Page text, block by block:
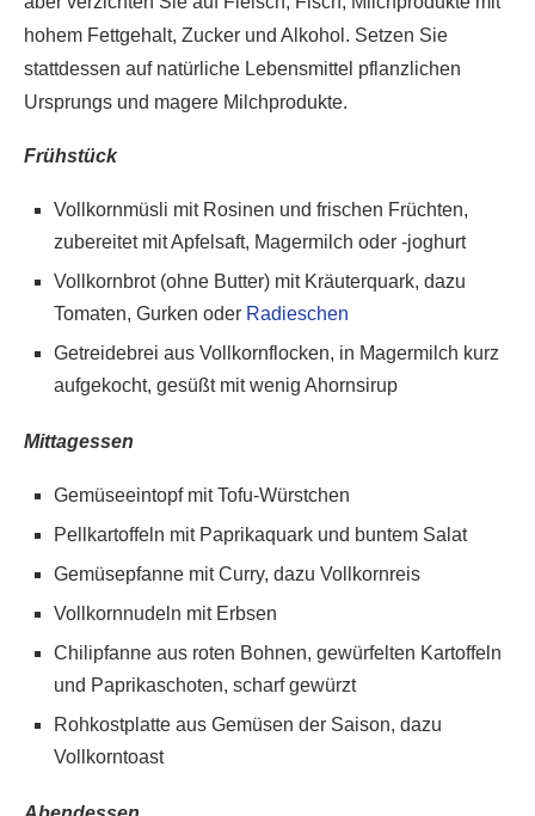
hohem Fettgehalt, Zucker und Alkohol. Setzen Sie
stattdessen auf natürliche Lebensmittel pflanzlichen
Ursprungs und magere Milchprodukte.
Frühstück
Vollkornmüsli mit Rosinen und frischen Früchten,
zubereitet mit Apfelsaft, Magermilch oder -joghurt
Vollkornbrot (ohne Butter) mit Kräuterquark, dazu
Tomaten, Gurken oder Radieschen
Getreidebrei aus Vollkornflocken, in Magermilch kurz
aufgekocht, gesüßt mit wenig Ahornsirup
Mittagessen
Gemüseeintopf mit Tofu-Würstchen
Pellkartoffeln mit Paprikaquark und buntem Salat
Gemüsepfanne mit Curry, dazu Vollkornreis
Vollkornnudeln mit Erbsen
Chilipfanne aus roten Bohnen, gewürfelten Kartoffeln
und Paprikaschoten, scharf gewürzt
Rohkostplatte aus Gemüsen der Saison, dazu
Vollkorntoast